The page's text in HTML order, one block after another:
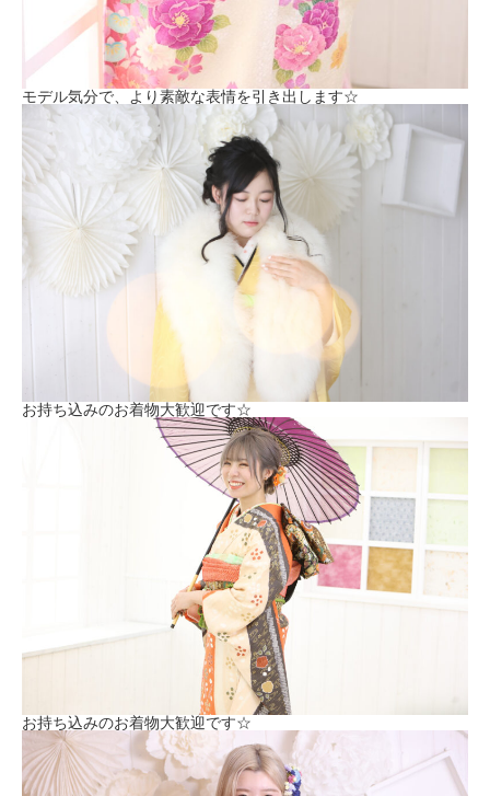
モデル気分で、より素敵な表情を引き出します☆
お持ち込みのお着物大歓迎です☆
お持ち込みのお着物大歓迎です☆
電話 FB Instagram お問い合わせ